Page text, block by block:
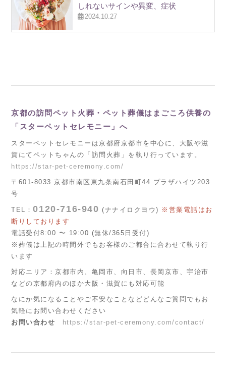
しれないサインや異変、症状
2024.10.27
京都の訪問ペット火葬・ペット葬儀はまごころ供養の
「スターペットセレモニー」へ
スターペットセレモニーは京都府京都市を中心に、大阪や滋
賀にてペットちゃんの「訪問火葬」を執り行っています。
https://star-pet-ceremony.com/
〒601-8033 京都市南区東九条南石田町44 プラザハイツ203
号
TEL：0120-716-940 (ナナイロクヨウ) ※営業電話はお
断りしております
電話受付8:00 〜 19:00 (無休/365日受付)
※葬儀は上記の時間外でもお客様のご都合に合わせて執り行
います
対応エリア：京都市内、亀岡市、向日市、長岡京市、宇治市
などの京都府内のほか大阪・滋賀にも対応可能
なにか気になることやご不安なことなどどんなご質問でもお
気軽にお問い合わせください
お問い合わせ
https://star-pet-ceremony.com/contact/